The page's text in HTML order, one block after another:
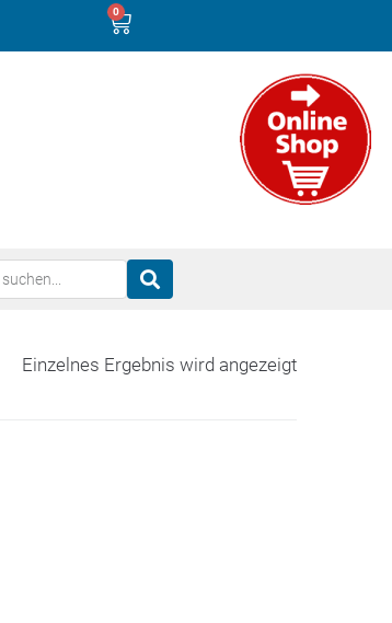
0
Einzelnes Ergebnis wird angezeigt